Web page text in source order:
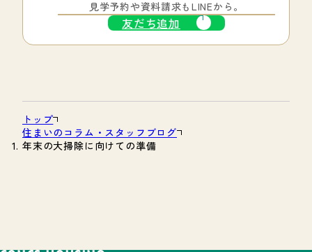
見学予約や資料請求もLINEから。
友だち追加
トップ
住まいのコラム・スタッフブログ
年末の大掃除に向けての準備